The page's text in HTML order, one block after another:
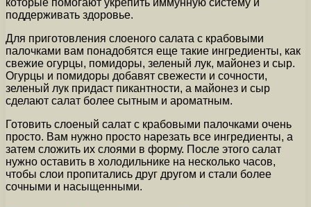
которые помогают укрепить иммунную систему и
поддерживать здоровье.
Для приготовления слоеного салата с крабовыми
палочками вам понадобятся еще такие ингредиенты, как
свежие огурцы, помидоры, зеленый лук, майонез и сыр.
Огурцы и помидоры добавят свежести и сочности,
зеленый лук придаст пикантности, а майонез и сыр
сделают салат более сытным и ароматным.
Готовить слоеный салат с крабовыми палочками очень
просто. Вам нужно просто нарезать все ингредиенты, а
затем сложить их слоями в форму. После этого салат
нужно оставить в холодильнике на несколько часов,
чтобы слои пропитались друг другом и стали более
сочными и насыщенными.